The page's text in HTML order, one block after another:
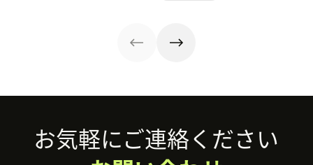
のサービス提供に
任」としてのセキ
ュリティ対策につ
Footerお気軽にご連絡ください